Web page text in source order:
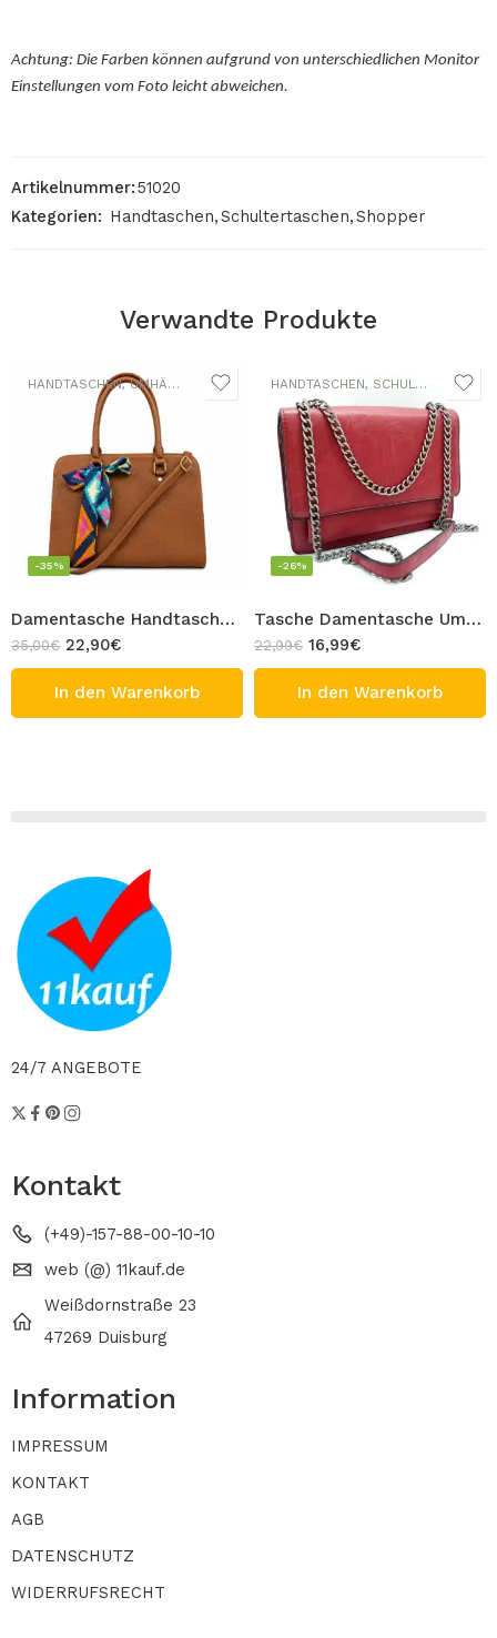
Achtung: Die Farben können aufgrund von unterschiedlichen Monitor
Einstellungen vom Foto leicht abweichen.
Artikelnummer:51020
Kategorien: Handtaschen,Schultertaschen,Shopper
Verwandte Produkte
HANDTASCHEN,UMHÄNGETASCHEN
Damentasche Handtasche mit Schulterriemen und dekorativem Halstuch Umhängetasche Braun Design OLIVIA
-35%
35,00€ 22,90€
In den Warenkorb
HANDTASCHEN, SCHULTERTASCHEN
Tasche Damentasche Umhängetasche Rot Schultertasche Box Handtasche mit Kettenhenkel Design CLARA
-26%
22,99€ 16,99€
In den Warenkorb
24/7 ANGEBOTE
Kontakt
(+49)-157-88-00-10-10
web (@) 11kauf.de
Weißdornstraße 23
47269 Duisburg
Information
IMPRESSUM
KONTAKT
AGB
DATENSCHUTZ
WIDERRUFSRECHT